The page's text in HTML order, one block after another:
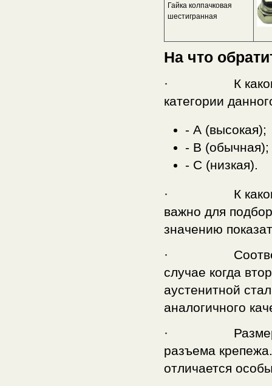
Гайка колпачковая
шестигранная
На что
· К какому
категории
- А (высокая);
- В (обычная);
- С (низкая).
· К какому
важно для
значению
·
случае когда
аустенитной
аналогичного
· Размеры
разъема
отличается